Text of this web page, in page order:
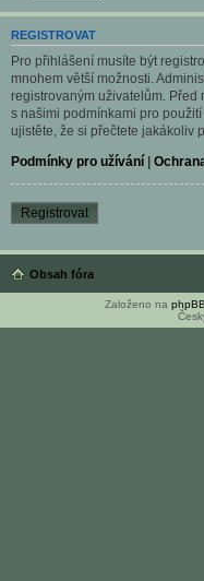
REGISTROVAT
Pro přihlášení musíte být
mnohem větší možnosti.
registrovaným uživatelům.
s našimi podmínkami pro
ujistěte, že si přečtete jakákoliv
Podmínky pro užívání |
Registrovat
Obsah fóra
Založeno na phpBB